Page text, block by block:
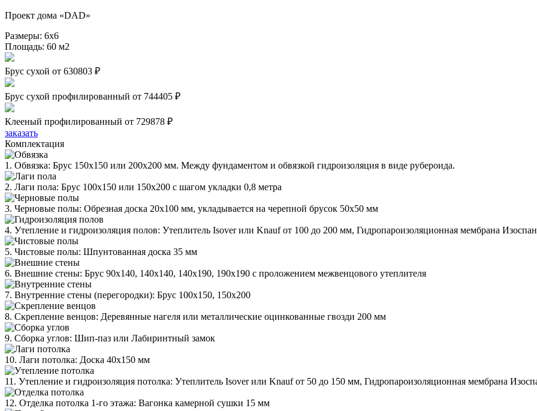
Проект дома «DAD»
Размеры: 6х6
Площадь: 60 м2
Брус сухой от 630803 ₽
Брус сухой профилированный от 744405 ₽
Клееный профилированный от 729878 ₽
заказать
Комплектация
1. Обвязка: Брус 150х150 или 200х200 мм. Между фундаментом и обвязкой гидроизоляция в виде рубероида.
2. Лаги пола: Брус 100х150 или 150х200 с шагом укладки 0,8 метра
3. Черновые полы: Обрезная доска 20х100 мм, укладывается на черепной брусок 50х50 мм
4. Утепление и гидроизоляция полов: Утеплитель Isover или Knauf от 100 до 200 мм, Гидропароизоляционная мембрана Изоспан
5. Чистовые полы: Шпунтованная доска 35 мм
6. Внешние стены: Брус 90х140, 140х140, 140х190, 190х190 с проложением межвенцового утеплителя
7. Внутренние стены (перегородки): Брус 100х150, 150х200
8. Скрепление венцов: Деревянные нагеля или металлические оцинкованные гвозди 200 мм
9. Сборка углов: Шип-паз или Лабиринтный замок
10. Лаги потолка: Доска 40х150 мм
11. Утепление и гидроизоляция потолка: Утеплитель Isover или Knauf от 50 до 150 мм, Гидропароизоляционная мембрана
12. Отделка потолка 1-го этажа: Вагонка камерной сушки 15 мм